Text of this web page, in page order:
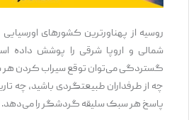
روسیه از پهناورترین کشورهای
شمالی و اروپا شرقی را پوشش داده
گستردگی می‌توان توقع سیراب کردن هر
چه از طرفداران طبیعتگردی باشید، چه
پاسخ هر سبک سلیقه گردشگر را می‌دهد.